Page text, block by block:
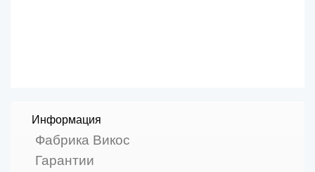
Информация
Фабрика Викос
Гарантии